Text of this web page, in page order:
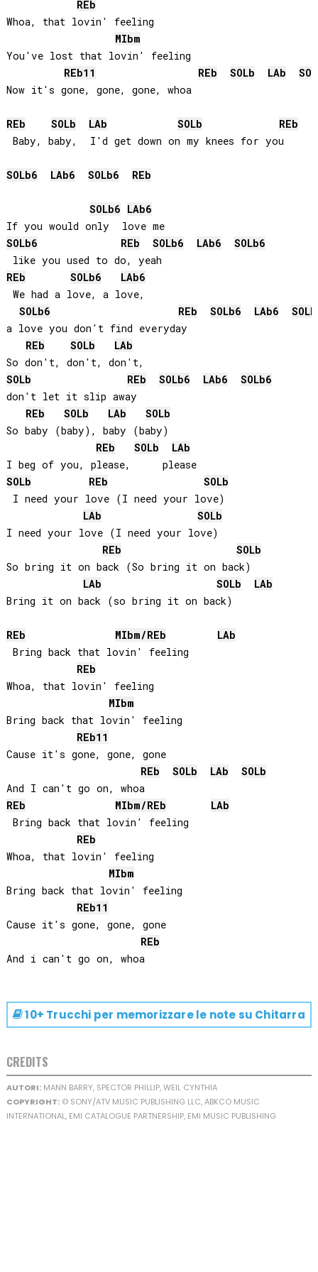
REb
Whoa, that lovin' feeling
MIbm
You've lost that lovin' feeling
REb11 REb SOLb LAb
Now it's gone, gone, gone, whoa
REb SOLb LAb SOLb
REb
Baby, baby,  I'd get down on my knees for you
SOLb6 LAb6 SOLb6 REb
SOLb6 LAb6
SOLb6 REb SOLb6 LAb6 SOLb6
REb
SOLb6 LAb6
We had a love, a love,
SOLb6 REb SOLb6 LAb6 SOLb
a love you don't find everyday
REb
SOLb
LAb
SOLb
REb SOLb6 LAb6 SOLb6
don't let it slip away
REb
SOLb LAb
SOLb
So baby (baby), baby (baby)
REb
SOLb
LAb
I beg of you, please,     please
SOLb
REb
SOLb
I need your love (I need your love)
LAb
SOLb
I need your love (I need your love)
REb
SOLb
So bring it on back (So bring it on back)
LAb
SOLb
LAb
Bring it on back (so bring it on back)
REb MIbm/REb
LAb
Bring back that lovin' feeling
REb
Whoa, that lovin' feeling
MIbm
Bring back that lovin' feeling
REb11
Cause it's gone, gone, gone
REb
SOLb LAb
SOLb
And I can't go on, whoa
REb
MIbm/REb
LAb
Bring back that lovin' feeling
REb
Whoa, that lovin' feeling
MIbm
Bring back that lovin' feeling
REb11
Cause it's gone, gone, gone
REb
And i can't go on, whoa
10+ Trucchi per memorizzare le note su Chitarra
CREDITS
AUTORI:MANN BARRY, SPECTOR PHILLIP, WEIL CYNTHIA
COPYRIGHT:© SONY/ATV MUSIC PUBLISHING LLC, ABKCO MUSIC
INTERNATIONAL, EMI CATALOGUE PARTNERSHIP, EMI MUSIC PUBLISHING